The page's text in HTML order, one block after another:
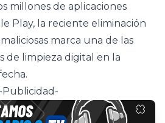
millones de aplicaciones
Play, la reciente eliminación
marca una de las
de limpieza digital en la
-Publicidad-